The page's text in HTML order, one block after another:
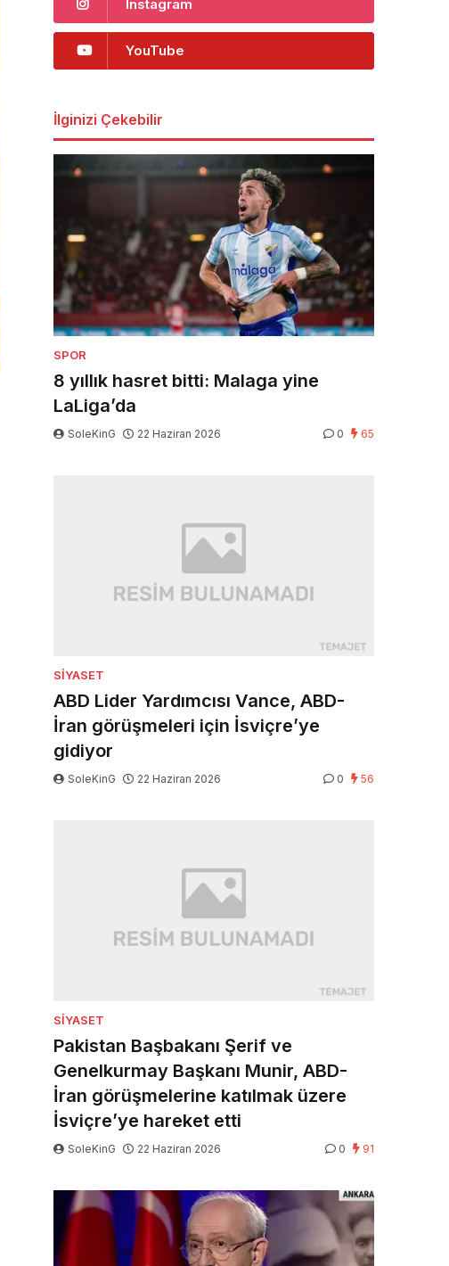
Instagram
YouTube
İlginizi Çekebilir
SPOR
8 yıllık hasret bitti: Malaga yine
LaLiga’da
SoleKinG 22 Haziran 2026 0 65
SIYASET
ABD Lider Yardımcısı Vance, ABD-
İran görüşmeleri için İsviçre’ye
gidiyor
SoleKinG 22 Haziran 2026 0 56
SIYASET
Pakistan Başbakanı Şerif ve
Genelkurmay Başkanı Munir, ABD-
İran görüşmelerine katılmak üzere
İsviçre’ye hareket etti
SoleKinG 22 Haziran 2026 0 91